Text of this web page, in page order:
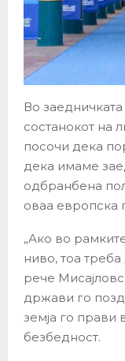
Во
состанокот на
посочи дека
дека имаме
одбранбена
оваа европска
„Ако во
ниво, тоа
рече
држави го
земја го прави
безбедност.